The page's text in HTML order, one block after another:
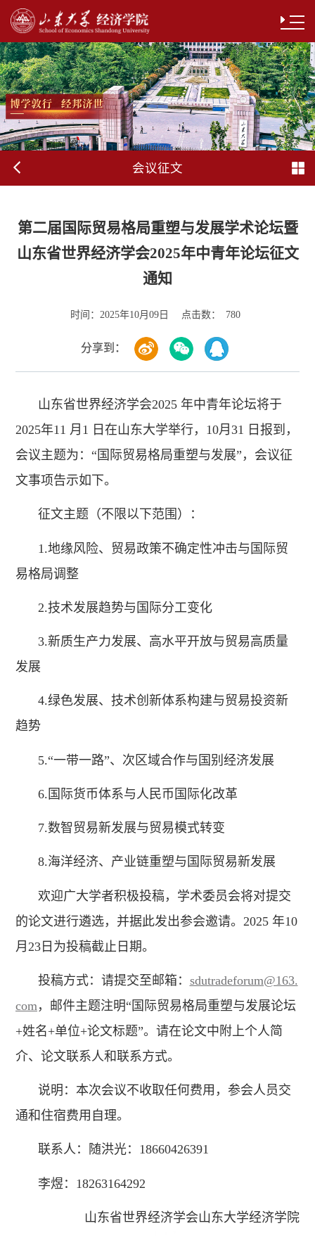
会议征文
第二届国际贸易格局重塑与发展学术论坛暨
山东省世界经济学会2025年中青年论坛征文
通知
时间： 2025年10月09日 点击数： 780
分享到：
山东省世界经济学会2025 年中青年论坛将于
2025年11 月1 日在山东大学举行，10月31 日报到，
会议主题为：“国际贸易格局重塑与发展”，会议征
文事项告示如下。
征文主题（不限以下范围）：
1.地缘风险、贸易政策不确定性冲击与国际贸
易格局调整
2.技术发展趋势与国际分工变化
3.新质生产力发展、高水平开放与贸易高质量
发展
4.绿色发展、技术创新体系构建与贸易投资新
趋势
5.“一带一路”、次区域合作与国别经济发展
6.国际货币体系与人民币国际化改革
7.数智贸易新发展与贸易模式转变
8.海洋经济、产业链重塑与国际贸易新发展
欢迎广大学者积极投稿，学术委员会将对提交
的论文进行遴选，并据此发出参会邀请。2025 年10
月23日为投稿截止日期。
投稿方式：请提交至邮箱： sdutradeforum@163.
com ，邮件主题注明“国际贸易格局重塑与发展论坛
+姓名+单位+论文标题”。请在论文中附上个人简
介、论文联系人和联系方式。
说明：本次会议不收取任何费用，参会人员交
通和住宿费用自理。
联系人：随洪光：18660426391
李煜：18263164292
山东省世界经济学会山东大学经济学院